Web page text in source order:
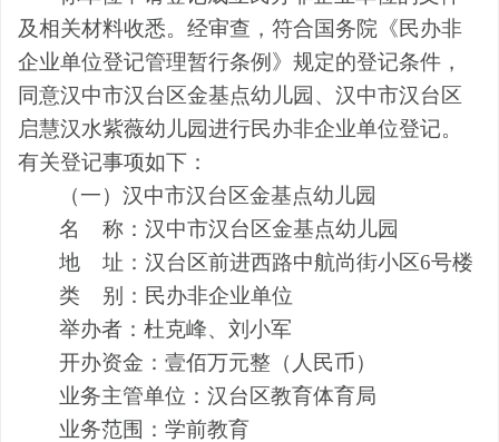
及相关材料收悉。经审查，符合国务院《民办非
企业单位登记管理暂行条例》规定的登记条件，
同意汉中市汉台区金基点幼儿园、汉中市汉台区
启慧汉水紫薇幼儿园进行民办非企业单位登记。
有关登记事项如下：
（一）汉中市汉台区金基点幼儿园
名
称：汉中市汉台区金基点幼儿园
地
址：汉台区前进西路中航尚街小区6号楼
类
别：民办非企业单位
举办者：杜克峰、刘小军
开办资金：壹佰万元整（人民币）
业务主管单位：汉台区教育体育局
业务范围：学前教育